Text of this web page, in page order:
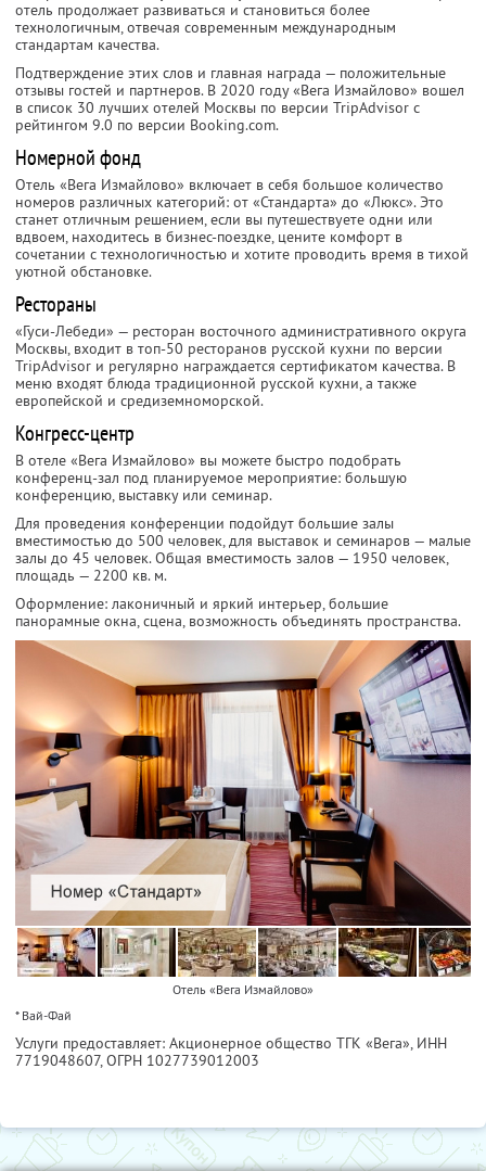
отель продолжает развиваться и становиться более
технологичным, отвечая современным международным
стандартам качества.
Подтверждение этих слов и главная награда — положительные
отзывы гостей и партнеров. В 2020 году «Вега Измайлово» вошел
в список 30 лучших отелей Москвы по версии TripAdvisor с
рейтингом 9.0 по версии Booking.com.
Номерной фонд
Отель «Вега Измайлово» включает в себя большое количество
номеров различных категорий: от «Стандарта» до «Люкс». Это
станет отличным решением, если вы путешествуете одни или
вдвоем, находитесь в бизнес-поездке, цените комфорт в
сочетании с технологичностью и хотите проводить время в тихой
уютной обстановке.
Рестораны
«Гуси-Лебеди» — ресторан восточного административного округа
Москвы, входит в топ-50 ресторанов русской кухни по версии
TripAdvisor и регулярно награждается сертификатом качества. В
меню входят блюда традиционной русской кухни, а также
европейской и средиземноморской.
Конгресс-центр
В отеле «Вега Измайлово» вы можете быстро подобрать
конференц-зал под планируемое мероприятие: большую
конференцию, выставку или семинар.
Для проведения конференции подойдут большие залы
вместимостью до 500 человек, для выставок и семинаров — малые
залы до 45 человек. Общая вместимость залов — 1950 человек,
площадь — 2200 кв. м.
Оформление: лаконичный и яркий интерьер, большие
панорамные окна, сцена, возможность объединять пространства.
Отель «Вега Измайлово»
* Вай-Фай
Услуги предоставляет: Акционерное общество ТГК «Вега», ИНН
7719048607, ОГРН 1027739012003